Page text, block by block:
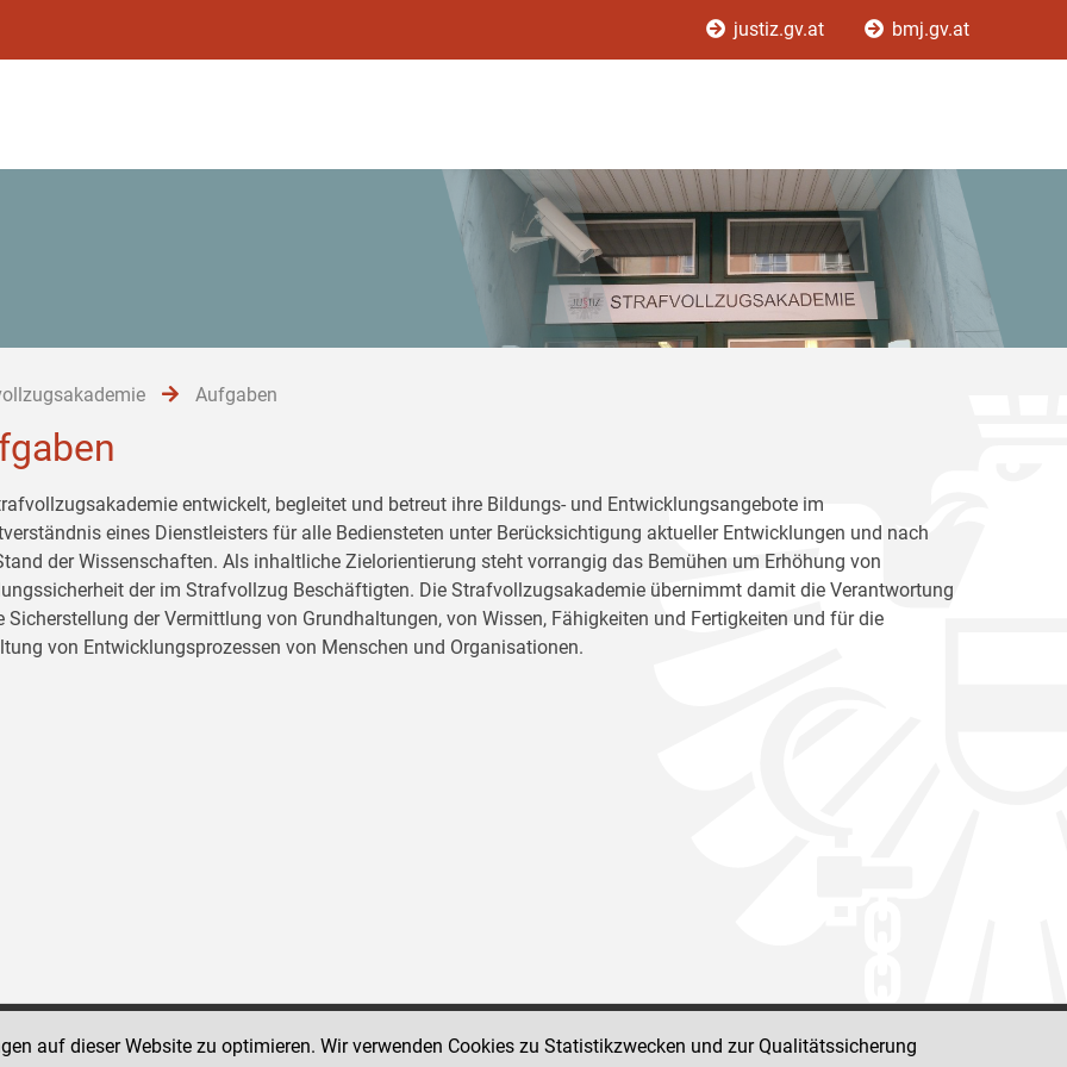
justiz.gv.at bmj.gv.at
Aufgaben
entwickelt, begleitet und betreut ihre Bildungs- und Entwicklungsangebote im
eines Dienstleisters für alle Bediensteten unter Berücksichtigung aktueller Entwicklungen und nach
der Wissenschaften. Als inhaltliche Zielorientierung steht vorrangig das Bemühen um Erhöhung von
der im Strafvollzug Beschäftigten. Die Strafvollzugsakademie übernimmt damit die Verantwortung
Sicherstellung der Vermittlung von Grundhaltungen, von Wissen, Fähigkeiten und Fertigkeiten und für die
von Entwicklungsprozessen von Menschen und Organisationen.
Social Media Kanäle
auf dieser Website zu optimieren. Wir verwenden Cookies zu Statistikzwecken und zur Qualitätssicherung